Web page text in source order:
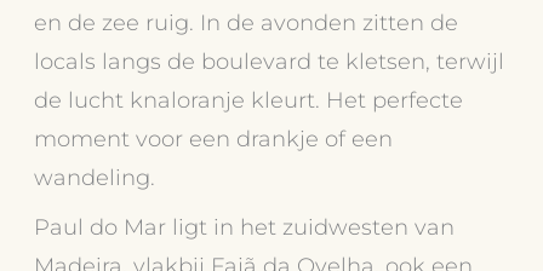
en de zee ruig. In de avonden zitten de
locals langs de boulevard te kletsen, terwijl
de lucht knaloranje kleurt. Het perfecte
moment voor een drankje of een
wandeling.
Paul do Mar ligt in het zuidwesten van